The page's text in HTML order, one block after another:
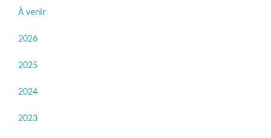
À venir
2026
2025
2024
2023